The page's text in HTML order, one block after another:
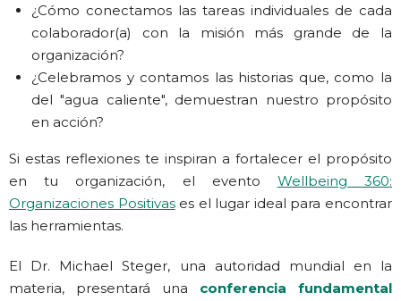
¿Cómo conectamos las tareas individuales de cada
colaborador(a) con la misión más grande de la
organización?
¿Celebramos y contamos las historias que, como la
del "agua caliente", demuestran nuestro propósito
en acción?
Si estas reflexiones te inspiran a fortalecer el propósito
en tu organización, el evento Wellbeing 360:
Organizaciones Positivases el lugar ideal para encontrar
las herramientas.
El Dr. Michael Steger, una autoridad mundial en la
materia, presentará una conferencia fundamental